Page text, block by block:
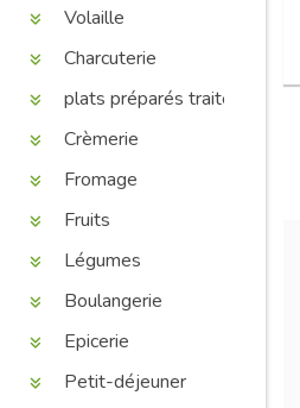
Volaille
Charcuterie
plats préparés traiteur
Crèmerie
Fromage
Fruits
Légumes
Boulangerie
Epicerie
Petit-déjeuner